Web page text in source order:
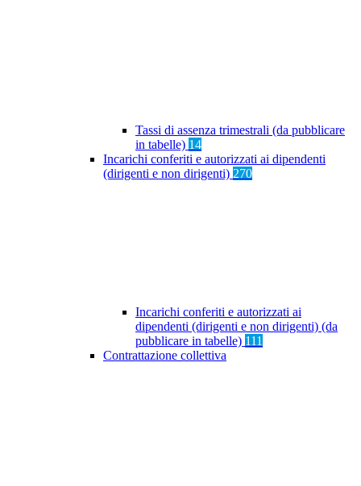
Tassi di assenza trimestrali (da pubblicare
in tabelle) 14
Incarichi conferiti e autorizzati ai dipendenti
(dirigenti e non dirigenti) 270
Incarichi conferiti e autorizzati ai
dipendenti (dirigenti e non dirigenti) (da
pubblicare in tabelle) 111
Contrattazione collettiva